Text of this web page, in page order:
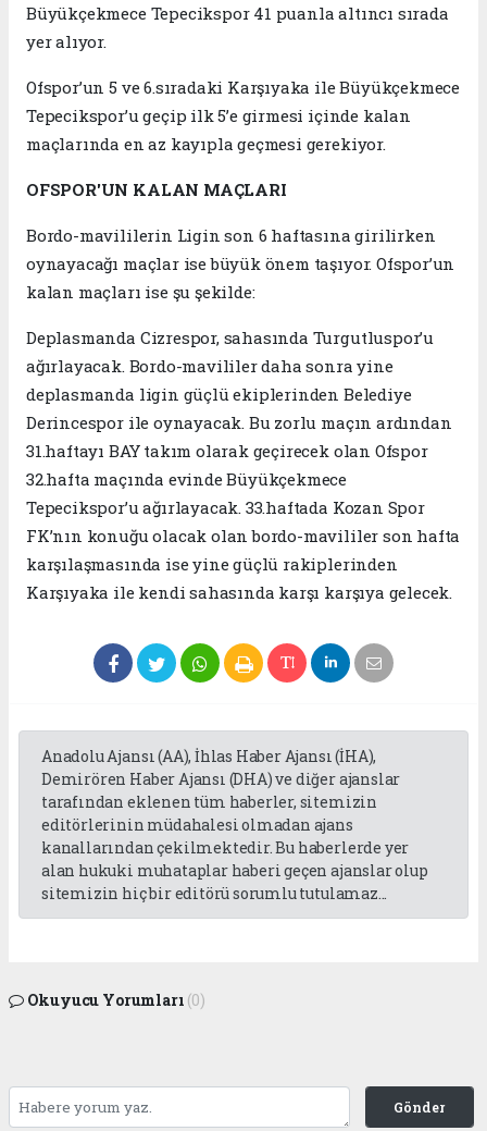
Büyükçekmece Tepecikspor 41 puanla altıncı sırada
yer alıyor.
Ofspor’un 5 ve 6.sıradaki Karşıyaka ile Büyükçekmece
Tepecikspor’u geçip ilk 5’e girmesi içinde kalan
maçlarında en az kayıpla geçmesi gerekiyor.
OFSPOR'UN KALAN MAÇLARI
Bordo-mavililerin Ligin son 6 haftasına girilirken
oynayacağı maçlar ise büyük önem taşıyor. Ofspor’un
kalan maçları ise şu şekilde:
Deplasmanda Cizrespor, sahasında Turgutluspor’u
ağırlayacak. Bordo-mavililer daha sonra yine
deplasmanda ligin güçlü ekiplerinden Belediye
Derincespor ile oynayacak. Bu zorlu maçın ardından
31.haftayı BAY takım olarak geçirecek olan Ofspor
32.hafta maçında evinde Büyükçekmece
Tepecikspor’u ağırlayacak. 33.haftada Kozan Spor
FK’nın konuğu olacak olan bordo-mavililer son hafta
karşılaşmasında ise yine güçlü rakiplerinden
Karşıyaka ile kendi sahasında karşı karşıya gelecek.
Anadolu Ajansı (AA), İhlas Haber Ajansı (İHA),
Demirören Haber Ajansı (DHA) ve diğer ajanslar
tarafından eklenen tüm haberler, sitemizin
editörlerinin müdahalesi olmadan ajans
kanallarından çekilmektedir. Bu haberlerde yer
alan hukuki muhataplar haberi geçen ajanslar olup
sitemizin hiç bir editörü sorumlu tutulamaz...
Okuyucu Yorumları (0)
Gönder